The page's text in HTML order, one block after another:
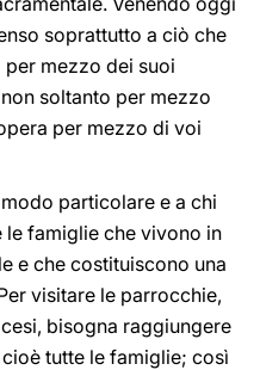
soprattutto a ciò che
mezzo dei suoi
soltanto per mezzo
per mezzo di voi
particolare e a chi
famiglie che vivono in
e che costituiscono una
visitare le parrocchie,
bisogna raggiungere
tutte le famiglie; così